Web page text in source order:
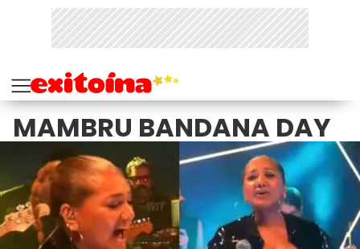
MAMBRU BANDANA DAY